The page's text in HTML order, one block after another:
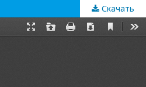
Скачать